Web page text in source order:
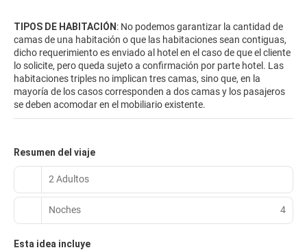
TIPOS DE HABITACIÓN : No podemos garantizar la cantidad de
camas de una habitación o que las habitaciones sean contiguas,
dicho requerimiento es enviado al hotel en el caso de que el cliente
lo solicite, pero queda sujeto a confirmación por parte hotel. Las
habitaciones triples no implican tres camas, sino que, en la
mayoría de los casos corresponden a dos camas y los pasajeros
se deben acomodar en el mobiliario existente.
Resumen del viaje
2 Adultos
Noches 4
Esta idea incluye